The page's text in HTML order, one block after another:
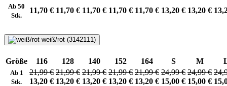
Ab 50
Stk.
11,70 € 11,70 € 11,70 € 11,70 € 11,70 € 13,20 € 13,20 €
weiß/rot (3142111)
Größe 116 128 140 152 164 S M
Ab 1
Stk.
21,99 €
13,20 €
21,99 €
13,20 €
21,99 €
13,20 €
21,99 €
13,20 €
21,99 €
13,20 €
24,99 €
15,00 €
24,99 €
15,00 €